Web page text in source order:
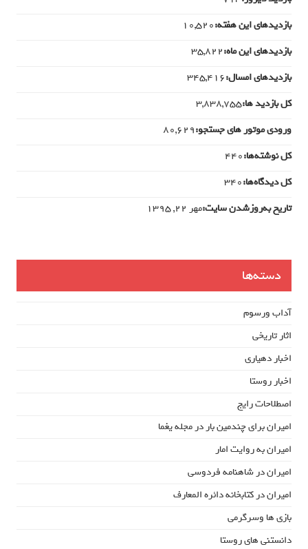
بازدیدهای این هفته:10,520
بازدیدهای این ماه:35,822
بازدیدهای امسال:345,416
کل بازدید ها:3,838,755
ورودی‌ موتور های جستجو:80,629
کل نوشته‌ها:440
کل دیدگاه‌ها:340
تاریخ به‌روزشدن سایت:مهر ۲۲, ۱۳۹۵
دسته‌ها
آداب ورسوم
اثار تاریخی
اخبار دهیاری
اخبار روستا
اصطلاحات رایج
امیران برای چندمین بار در مجله یغما
امیران به روایت امار
امیران در شاهنامه فردوسی
امیران در کتابخانه دائره المعارف
بازی ها وسرگرمی
دانستنی های روستا